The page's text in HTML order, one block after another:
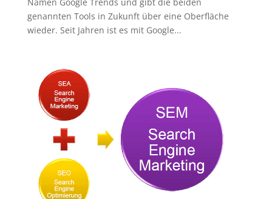
genannten Tools in Zukunft über eine Oberfläche
wieder. Seit Jahren ist es mit Google...